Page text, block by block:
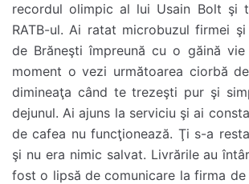
recordul olimpic al lui Usain Bolt şi
RATB-ul. Ai ratat microbuzul firmei
de Brăneşti împreună cu o găină
moment o vezi următoarea ciorbă
dimineaţa când te trezeşti pur şi
dejunul.Ai ajuns la serviciu şi ai
de cafea nu funcţionează. Ţi s-a
şi nu era nimic salvat. Livrările au
fost o lipsă de comunicare la firma